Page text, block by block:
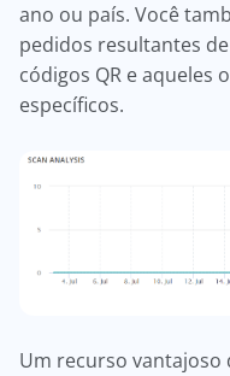
ano ou país. Você
pedidos resultantes
códigos QR e aqueles
específicos.
Um recurso vantajoso